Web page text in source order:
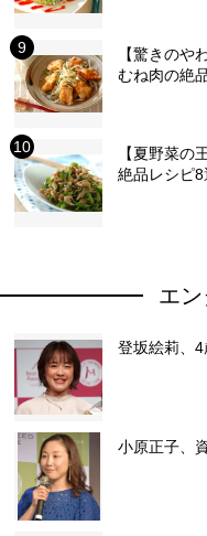
【驚きのや
むね肉の絶
【夏野菜の
絶品レシピ8
エ
登坂絵莉、
小原正子、